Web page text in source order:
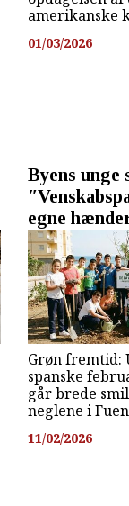
amerikanske
01/03/2026
Byens unge
egne
Grøn fremtid:
spanske
går brede
neglene i
11/02/2026